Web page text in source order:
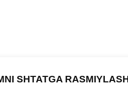
SHTATGA